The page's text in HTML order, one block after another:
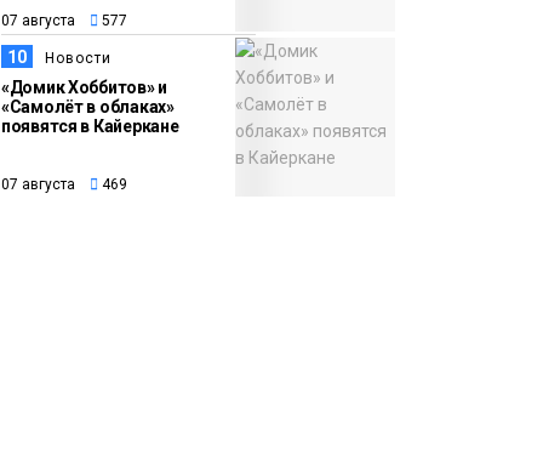
07 августа 577
10 Новости
«Домик Хоббитов» и
«Самолёт в облаках»
появятся в Кайеркане
07 августа 469